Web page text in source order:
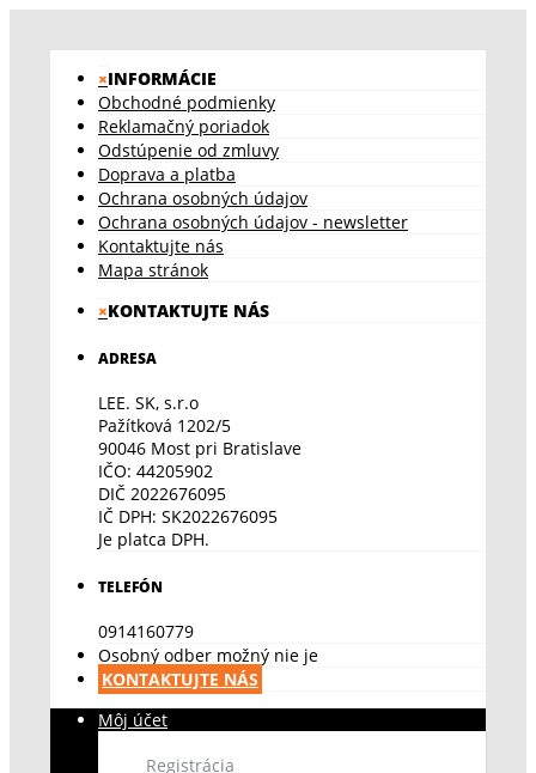
×INFORMÁCIE
Obchodné podmienky
Reklamačný poriadok
Odstúpenie od zmluvy
Doprava a platba
Ochrana osobných údajov
Ochrana osobných údajov - newsletter
Kontaktujte nás
Mapa stránok
×KONTAKTUJTE NÁS
ADRESA
LEE. SK, s.r.o
Pažítková 1202/5
90046 Most pri Bratislave
IČO: 44205902
DIČ 2022676095
IČ DPH: SK2022676095
Je platca DPH.
TELEFÓN
0914160779
Osobný odber možný nie je
KONTAKTUJTE NÁS
Môj účet
Registrácia